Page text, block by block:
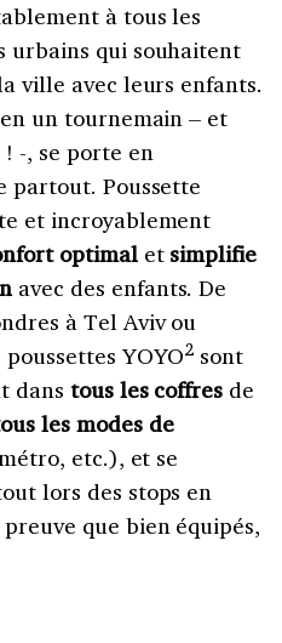
à tous les
urbains qui souhaitent
ville avec leurs enfants.
un tournemain – et
-, se porte en
partout. Poussette
et incroyablement
optimalet simplifie
avec des enfants. De
à Tel Aviv ou
YOYO2 sont
dans tous les coffres de
les modes de
etc.), et se
lors des stops en
que bien équipés,